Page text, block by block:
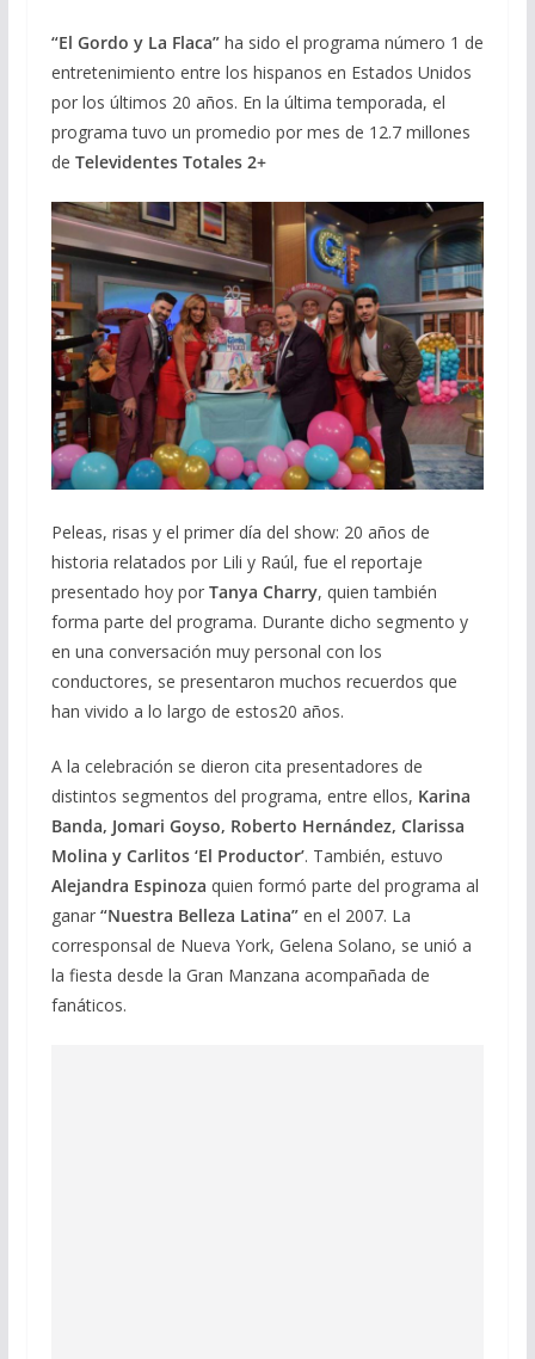
“El Gordo y La Flaca”ha sido el programa número 1 de
entretenimiento entre los hispanos en Estados Unidos
por los últimos 20 años. En la última temporada, el
programa tuvo un promedio por mes de 12.7 millones
de Televidentes Totales 2+
Peleas, risas y el primer día del show: 20 años de
historia relatados por Lili y Raúl, fue el reportaje
presentado hoy por Tanya Charry, quien también
forma parte del programa. Durante dicho segmento y
en una conversación muy personal con los
conductores, se presentaron muchos recuerdos que
han vivido a lo largo de estos20 años.
A la celebración se dieron cita presentadores de
distintos segmentos del programa, entre ellos, Karina
Banda, Jomari Goyso, Roberto Hernández, Clarissa
Molina y Carlitos ‘El Productor’. También, estuvo
Alejandra Espinoza quien formó parte del programa al
ganar “Nuestra Belleza Latina”en el 2007. La
corresponsal de Nueva York, Gelena Solano, se unió a
la fiesta desde la Gran Manzana acompañada de
fanáticos.